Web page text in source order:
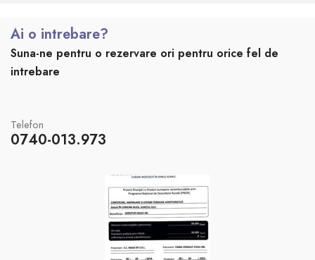
Ai o intrebare?
Suna-ne pentru o rezervare ori pentru orice fel de
intrebare
Telefon
0740-013.973